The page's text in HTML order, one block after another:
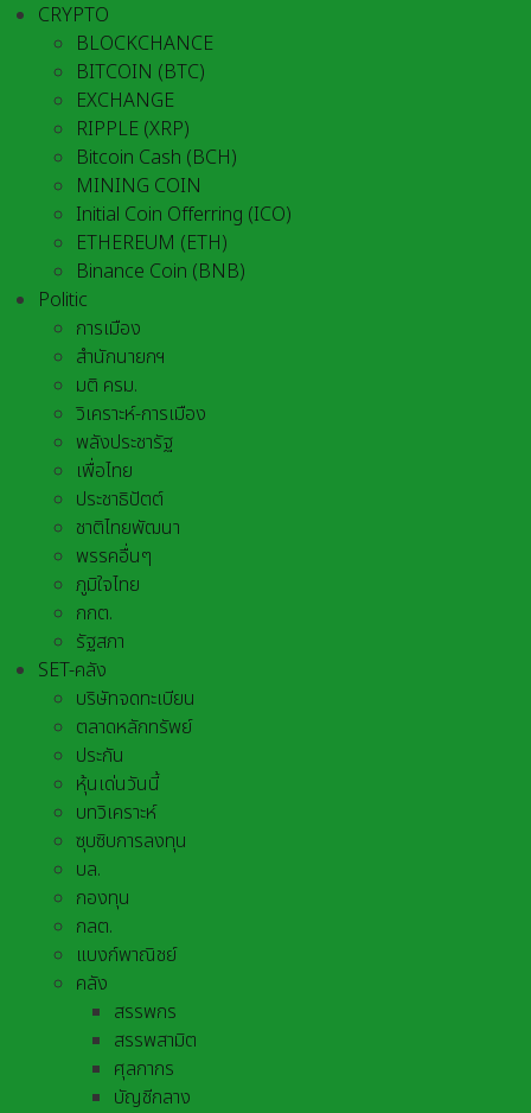
CRYPTO
BLOCKCHANCE
BITCOIN (BTC)
EXCHANGE
RIPPLE (XRP)
Bitcoin Cash (BCH)
MINING COIN
Initial Coin Offerring (ICO)
ETHEREUM (ETH)
Binance Coin (BNB)
Politic
การเมือง
สำนักนายกฯ
มติ ครม.
วิเคราะห์-การเมือง
พลังประชารัฐ
เพื่อไทย
ประชาธิปัตต์
ชาติไทยพัฒนา
พรรคอื่นๆ
ภูมิใจไทย
กกต.
รัฐสภา
SET-คลัง
บริษัทจดทะเบียน
ตลาดหลักทรัพย์
ประกัน
หุ้นเด่นวันนี้
บทวิเคราะห์
ซุบซิบการลงทุน
บล.
กองทุน
กลต.
แบงก์พาณิชย์
คลัง
สรรพกร
สรรพสามิต
ศุลกากร
บัญชีกลาง